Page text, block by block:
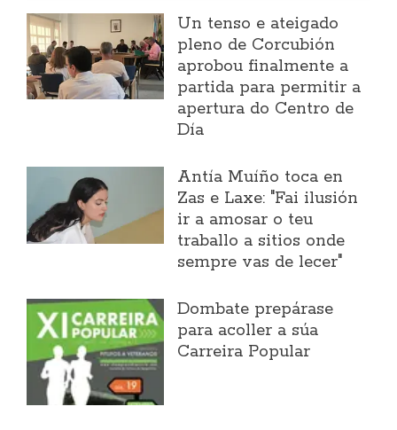
Un tenso e ateigado
pleno de Corcubión
aprobou finalmente a
partida para permitir a
apertura do Centro de
Día
Antía Muíño toca en
Zas e Laxe: "Fai ilusión
ir a amosar o teu
traballo a sitios onde
sempre vas de lecer"
Dombate prepárase
para acoller a súa
Carreira Popular